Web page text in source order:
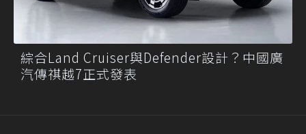
綜合Land Cruiser與Defender設計？中國廣
汽傳祺越7正式發表